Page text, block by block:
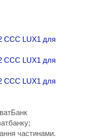
частинами.